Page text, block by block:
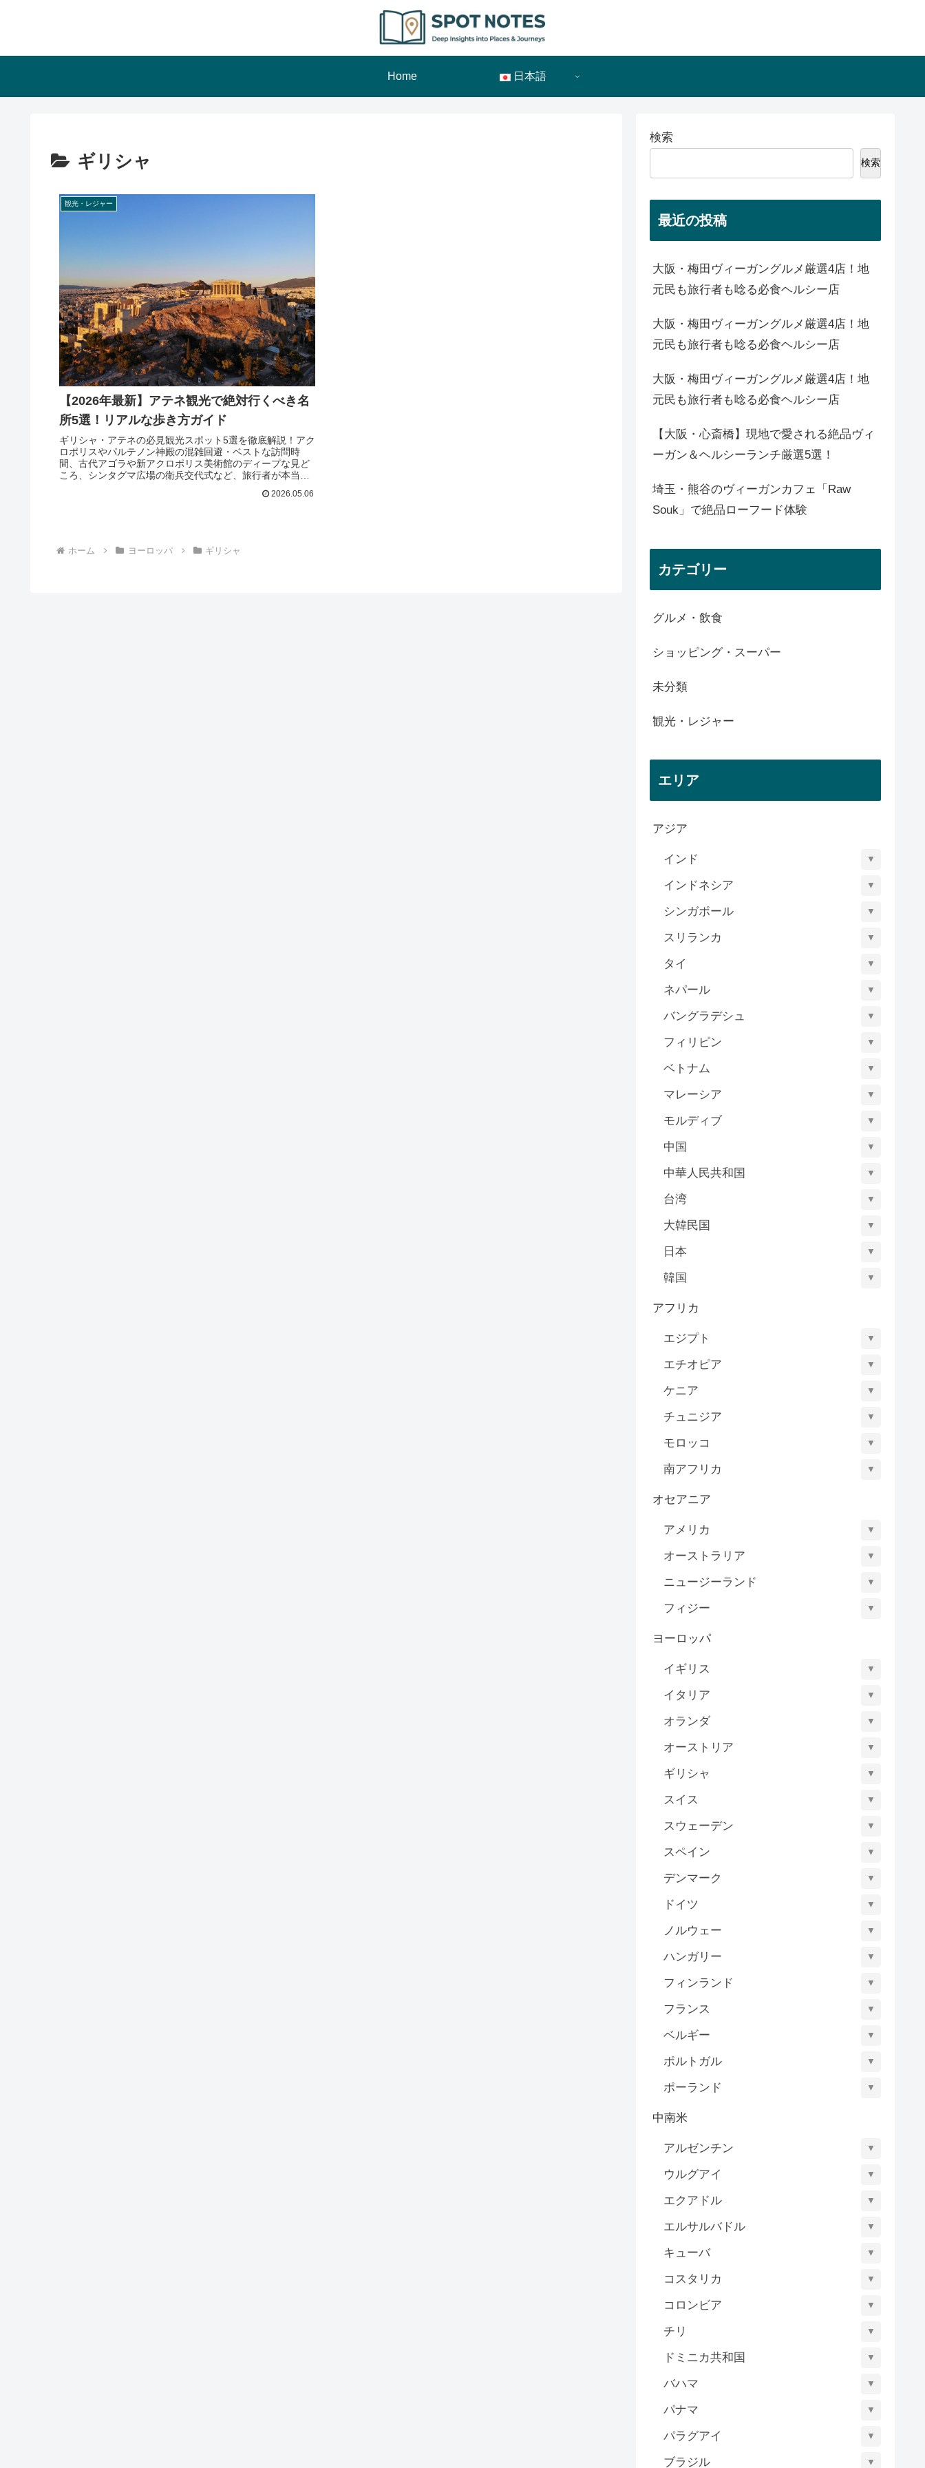
Home 日本語
ギリシャ
観光・レジャー
【2026年最新】アテネ観光で絶対行くべき名
所5選！リアルな歩き方ガイド
ギリシャ・アテネの必見観光スポット5選を徹底解説！アク
ロポリスやパルテノン神殿の混雑回避・ベストな訪問時
間、古代アゴラや新アクロポリス美術館のディープな見ど
ころ、シンタグマ広場の衛兵交代式など、旅行者が本当に
2026.05.06
ホーム ヨーロッパ ギリシャ
検索
検索
最近の投稿
大阪・梅田ヴィーガングルメ厳選4店！地
元民も旅行者も唸る必食ヘルシー店
大阪・梅田ヴィーガングルメ厳選4店！地
元民も旅行者も唸る必食ヘルシー店
大阪・梅田ヴィーガングルメ厳選4店！地
元民も旅行者も唸る必食ヘルシー店
【大阪・心斎橋】現地で愛される絶品ヴィ
ーガン＆ヘルシーランチ厳選5選！
埼玉・熊谷のヴィーガンカフェ「Raw
Souk」で絶品ローフード体験
カテゴリー
グルメ・飲食
ショッピング・スーパー
未分類
観光・レジャー
エリア
アジア
インド ▼
インドネシア ▼
シンガポール ▼
スリランカ ▼
タイ ▼
ネパール ▼
バングラデシュ ▼
フィリピン ▼
ベトナム ▼
マレーシア ▼
モルディブ ▼
中国 ▼
中華人民共和国 ▼
台湾 ▼
大韓民国 ▼
日本 ▼
韓国 ▼
アフリカ
エジプト ▼
エチオピア ▼
ケニア ▼
チュニジア ▼
モロッコ ▼
南アフリカ ▼
オセアニア
アメリカ ▼
オーストラリア ▼
ニュージーランド ▼
フィジー ▼
ヨーロッパ
イギリス ▼
イタリア ▼
オランダ ▼
オーストリア ▼
ギリシャ ▼
スイス ▼
スウェーデン ▼
スペイン ▼
デンマーク ▼
ドイツ ▼
ノルウェー ▼
ハンガリー ▼
フィンランド ▼
フランス ▼
ベルギー ▼
ポルトガル ▼
ポーランド ▼
中南米
アルゼンチン ▼
ウルグアイ ▼
エクアドル ▼
エルサルバドル ▼
キューバ ▼
コスタリカ ▼
コロンビア ▼
チリ ▼
ドミニカ共和国 ▼
バハマ ▼
パナマ ▼
パラグアイ ▼
ブラジル ▼